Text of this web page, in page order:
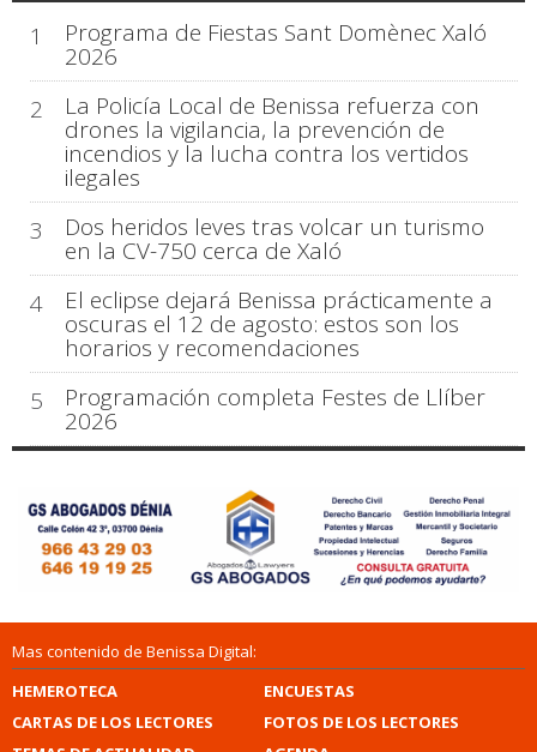
1 Programa de Fiestas Sant Domènec Xaló
2026
2
La Policía Local de Benissa refuerza con
drones la vigilancia, la prevención de
incendios y la lucha contra los vertidos
ilegales
3
Dos heridos leves tras volcar un turismo
en la CV-750 cerca de Xaló
4
El eclipse dejará Benissa prácticamente a
oscuras el 12 de agosto: estos son los
horarios y recomendaciones
5
Programación completa Festes de Llíber
2026
Mas contenido de Benissa Digital:
HEMEROTECA
ENCUESTAS
CARTAS DE LOS LECTORES
FOTOS DE LOS LECTORES